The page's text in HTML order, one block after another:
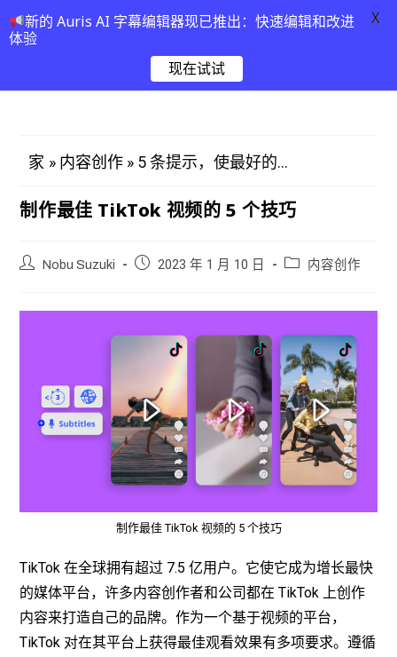
家 » 内容创作 » 5 条提示，使最好的...
制作最佳 TikTok 视频的 5 个技巧
Nobu Suzuki 2023 年 1 月 10 日 内容创作
制作最佳 TikTok 视频的 5 个技巧
TikTok 在全球拥有超过 7.5 亿用户。它使它成为增长最快
的媒体平台，许多内容创作者和公司都在 TikTok 上创作
内容来打造自己的品牌。作为一个基于视频的平台，
TikTok 对在其平台上获得最佳观看效果有多项要求。遵循
新的 Auris AI 字幕编辑器现已推出：快速编辑和改进
体验
现在试试
X